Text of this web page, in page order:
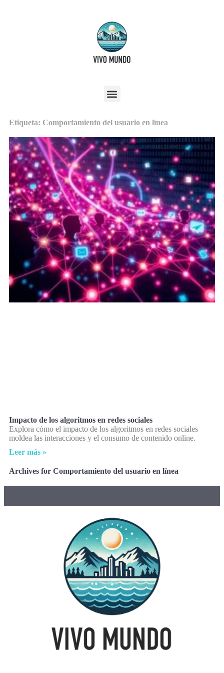
Etiqueta: Comportamiento del usuario en línea
Impacto de los algoritmos en redes sociales
Explora cómo el impacto de los algoritmos en redes sociales
moldea las interacciones y el consumo de contenido online.
Leer más »
Archives for Comportamiento del usuario en línea